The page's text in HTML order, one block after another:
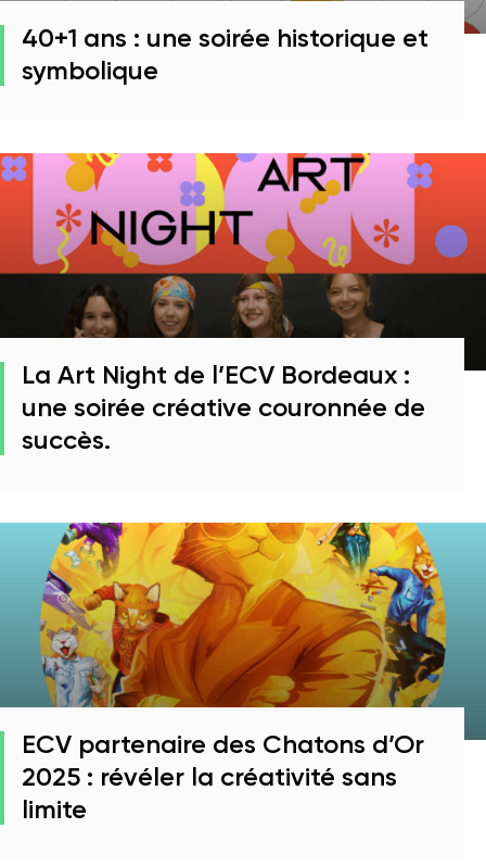
40+1 ans : une soirée historique et
symbolique
La Art Night de l’ECV Bordeaux :
une soirée créative couronnée de
succès.
ECV partenaire des Chatons d’Or
2025 : révéler la créativité sans
limite